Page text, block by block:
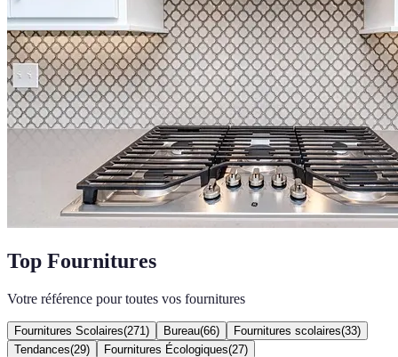
Top Fournitures
Votre référence pour toutes vos fournitures
Fournitures Scolaires(271 ) Bureau(66) Fournitures scolaires(33)
Tendances(29) Fournitures Écologiques(27)